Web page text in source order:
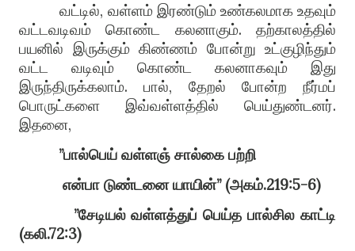
வட்டில், வள்ளம் இரண்டும் உண்கலமாக உதவும்
வட்டவடிவம் கொண்ட கலனாகும். தற்காலத்தில்
பயனில் இருக்கும் கிண்ணம் போன்று உட்குழிந்தும்
வட்ட வடிவும் கொண்ட கலனாகவும் இது
இருந்திருக்கலாம். பால், தேறல் போன்ற நீர்மப்
பொருட்களை இவ்வள்ளத்தில் பெய்துண்டனர்.
இதனை,
”பால்பெய் வள்ளஞ் சால்கை பற்றி
என்பா டுண்டனை யாயின்” (அகம்.219:5-6)
”சேடியல் வள்ளத்துப் பெய்த பால்சில காட்டி
(கலி.72:3)